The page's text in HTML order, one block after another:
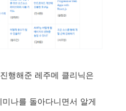
행해준 레주메 클리닉은
나를 돌아다니면서 알게